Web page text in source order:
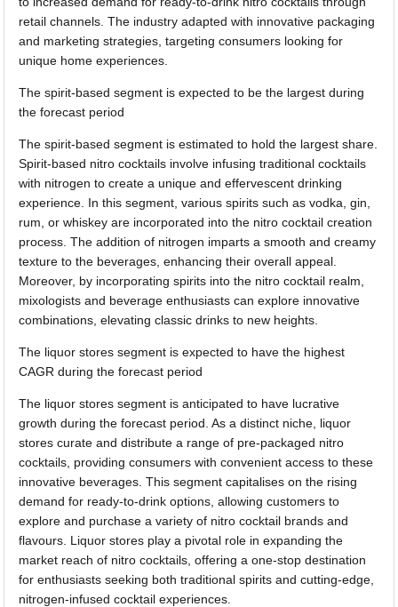
retail channels. The industry adapted with innovative packaging
and marketing strategies, targeting consumers looking for
unique home experiences.
The spirit-based segment is expected to be the largest during
the forecast period
The spirit-based segment is estimated to hold the largest share.
Spirit-based nitro cocktails involve infusing traditional cocktails
with nitrogen to create a unique and effervescent drinking
experience. In this segment, various spirits such as vodka, gin,
rum, or whiskey are incorporated into the nitro cocktail creation
process. The addition of nitrogen imparts a smooth and creamy
texture to the beverages, enhancing their overall appeal.
Moreover, by incorporating spirits into the nitro cocktail realm,
mixologists and beverage enthusiasts can explore innovative
combinations, elevating classic drinks to new heights.
The liquor stores segment is expected to have the highest
CAGR during the forecast period
The liquor stores segment is anticipated to have lucrative
growth during the forecast period. As a distinct niche, liquor
stores curate and distribute a range of pre-packaged nitro
cocktails, providing consumers with convenient access to these
innovative beverages. This segment capitalises on the rising
demand for ready-to-drink options, allowing customers to
explore and purchase a variety of nitro cocktail brands and
flavours. Liquor stores play a pivotal role in expanding the
market reach of nitro cocktails, offering a one-stop destination
for enthusiasts seeking both traditional spirits and cutting-edge,
nitrogen-infused cocktail experiences.